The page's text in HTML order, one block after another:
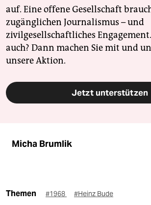
auf. Eine offene Gesellschaft
zugänglichen Journalismus – und
zivilgesellschaftliches
auch? Dann machen Sie mit und
unsere Aktion.
Jetzt unterstützen
Micha Brumlik
Themen #1968 #Heinz Bude